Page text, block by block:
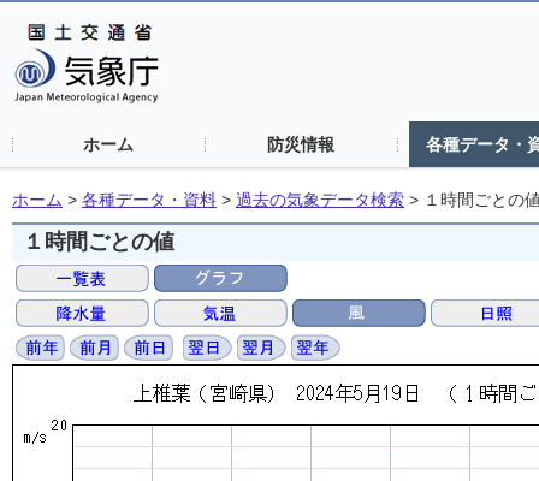
ホーム 防災情報 各種データ・
ホーム > 各種データ・資料 > 過去の気象データ検索 > １時間ごとの
１時間ごとの値